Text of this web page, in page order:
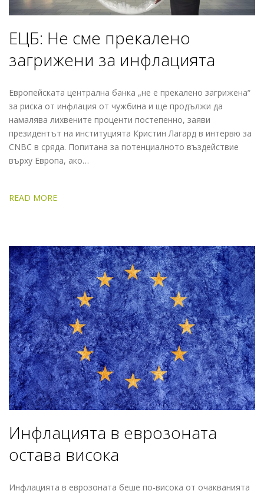
ЕЦБ: Не сме прекалено
загрижени за инфлацията
Европейската централна банка „не е прекалено загрижена“
за риска от инфлация от чужбина и ще продължи да
намалява лихвените проценти постепенно, заяви
президентът на институцията Кристин Лагард в интервю за
CNBC в сряда. Попитана за потенциалното въздействие
върху Европа, ако…
READ MORE
Инфлацията в еврозоната
остава висока
Инфлацията в еврозоната беше по-висока от очакванията